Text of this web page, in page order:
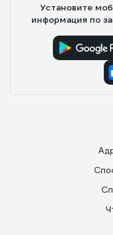
Установите
информация по